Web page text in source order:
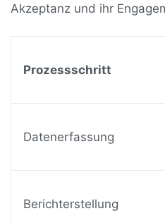
Akzeptanz und ihr
Prozessschritt
Datenerfassung
Berichterstellung